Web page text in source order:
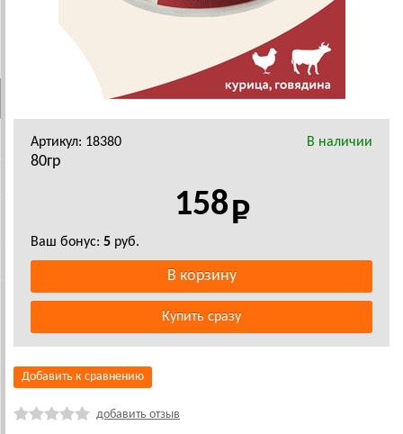
Артикул: 18380 В наличии
80гр
158
Ваш бонус: 5 руб.
Добавить к сравнению
добавить отзыв